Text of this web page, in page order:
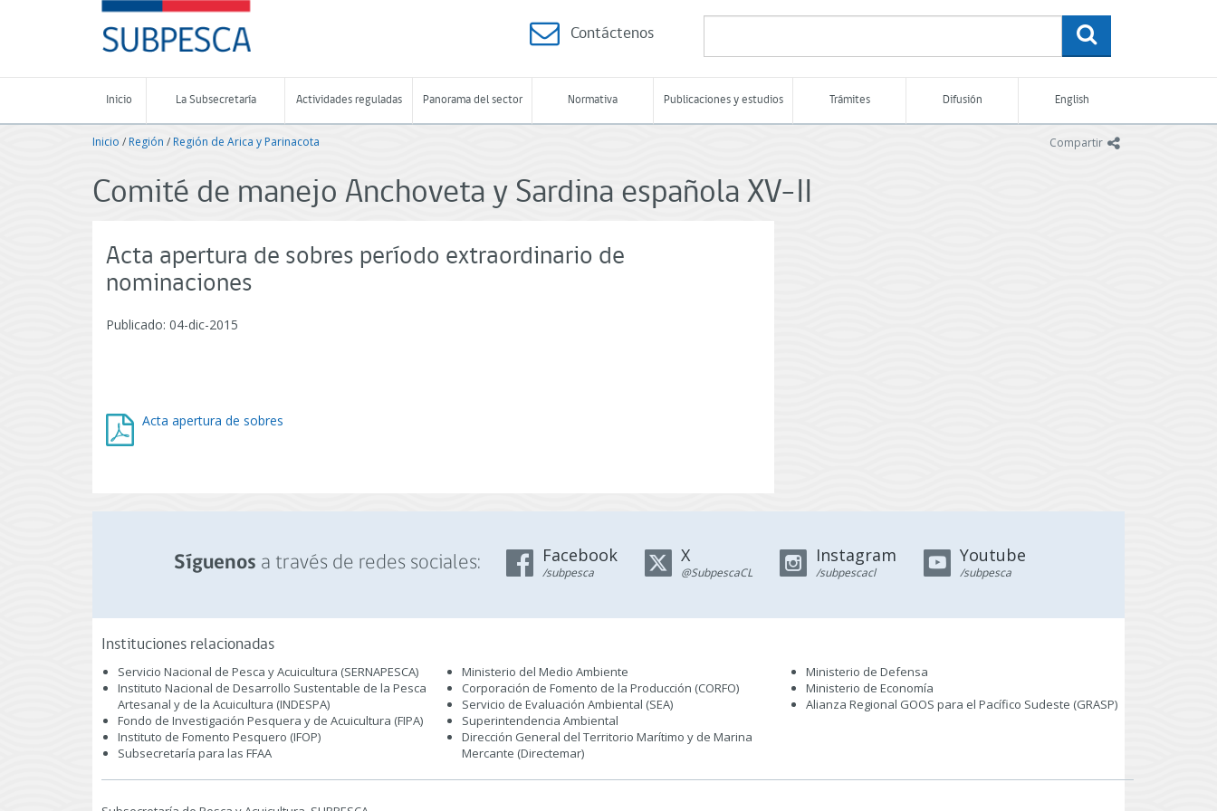
-
Subsecretaría
de
Pesca
Acuicultura
-
de
Chile
Contáctenos
Inicio La Subsecretaría Actividades reguladas Panorama del sector Normativa Publicaciones y estudios Trámites Difusión English
Inicio /Región / Región de Arica y Parinacota Compartir icono
Comité de manejo Anchoveta y Sardina española XV-II
Acta apertura de sobres período extraordinario de
nominaciones
Publicado: 04-dic-2015
Acta apertura de sobres
Síguenos a través de redes sociales: Facebook
/subpesca
X
@SubpescaCL
Instagram
/subpescacl
Youtube
/subpesca
Instituciones relacionadas
Servicio Nacional de Pesca y Acuicultura (SERNAPESCA)
Instituto Nacional de Desarrollo Sustentable de la Pesca
Artesanal y de la Acuicultura (INDESPA)
Fondo de Investigación Pesquera y de Acuicultura (FIPA)
Instituto de Fomento Pesquero (IFOP)
Subsecretaría para las FFAA
Ministerio del Medio Ambiente
Corporación de Fomento de la Producción (CORFO)
Servicio de Evaluación Ambiental (SEA)
Superintendencia Ambiental
Dirección General del Territorio Marítimo y de Marina
Mercante (Directemar)
Ministerio de Defensa
Ministerio de Economía
Alianza Regional GOOS para el Pacífico Sudeste (GRASP)